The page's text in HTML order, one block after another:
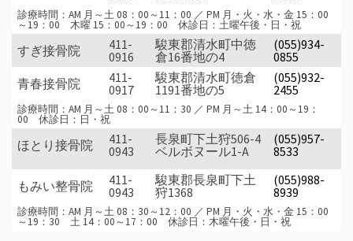
診療時間：AM 月～土 08：00～11：00 ／ PM 月・火・水・金 15：00
～19：00 木曜 15：00～19：00 休診日：土曜午後・日・祝
すぎ接骨院
411-
0916
駿東郡清水町中徳
倉16番地の4
(055)934-
0855
青春接骨院
411-
0917
駿東郡清水町徳倉
1191番地の5
(055)932-
2455
診療時間：AM 月～土 08：00～11：30 ／ PM 月～土 14：00～19：
00 休診日：日・祝
ほとり接骨院
411-
0943
長泉町下土狩506-4
ベルボヌール1-A
(055)957-
8533
もみい整骨院
411-
0943
駿東郡長泉町下土
狩1368
(055)988-
8939
診療時間：AM 月～土 08：30～12：00 ／ PM 月・火・水・金 15：00
～19：30 土 14：00～17：00 休診日：木曜午後・日・祝